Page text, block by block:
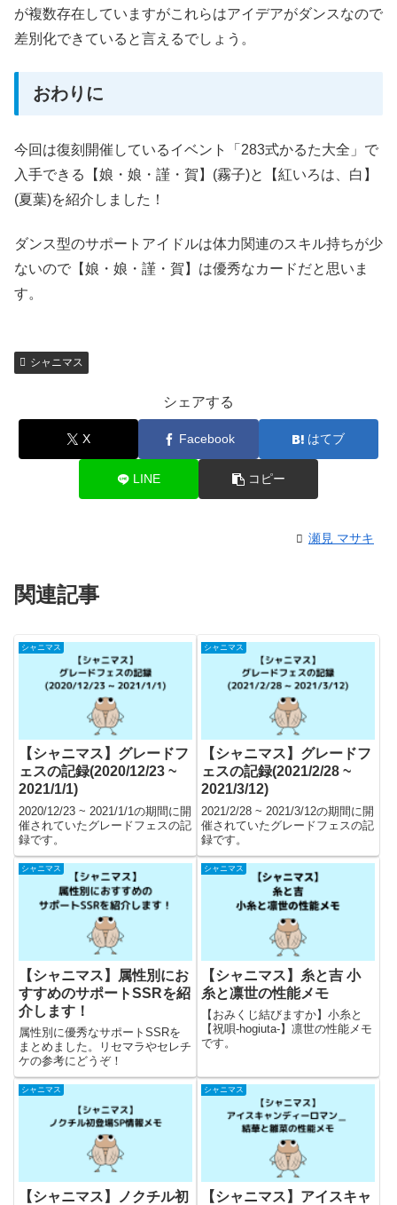
が複数存在していますがこれらはアイデアがダンスなので
差別化できていると言えるでしょう。
おわりに
今回は復刻開催しているイベント「283式かるた大全」で
入手できる【娘・娘・謹・賀】(霧子)と【紅いろは、白】
(夏葉)を紹介しました！
ダンス型のサポートアイドルは体力関連のスキル持ちが少
ないので【娘・娘・謹・賀】は優秀なカードだと思いま
す。
シャニマス
シェアする
X Facebook はてブ
LINE コピー
瀬見 マサキ
関連記事
シャニマス
【シャニマス】グレードフ
ェスの記録(2020/12/23 ~
2021/1/1)
2020/12/23 ~ 2021/1/1の期間に開
催されていたグレードフェスの記
録です。
シャニマス
【シャニマス】グレードフ
ェスの記録(2021/2/28 ~
2021/3/12)
2021/2/28 ~ 2021/3/12の期間に開
催されていたグレードフェスの記
録です。
シャニマス
【シャニマス】属性別にお
すすめのサポートSSRを紹
介します！
属性別に優秀なサポートSSRを
まとめました。リセマラやセレチ
ケの参考にどうぞ！
シャニマス
【シャニマス】糸と吉 小
糸と凛世の性能メモ
【おみくじ結びますか】小糸と
【祝唄-hogiuta-】凛世の性能メモ
です。
シャニマス
【シャニマス】ノクチル初
シャニマス
【シャニマス】アイスキャ